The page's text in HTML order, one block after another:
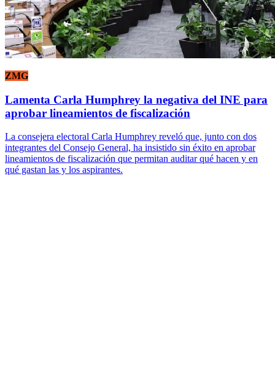
ZMG
Lamenta Carla Humphrey la negativa del INE para
aprobar lineamientos de fiscalización
La consejera electoral Carla Humphrey reveló que, junto con dos
integrantes del Consejo General, ha insistido sin éxito en aprobar
lineamientos de fiscalización que permitan auditar qué hacen y en
qué gastan las y los aspirantes.